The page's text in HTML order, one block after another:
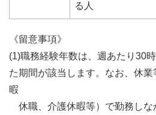
る人
《留意事項》
(1)職務経験年数は、週あたり30
た期間が該当します。なお、休
暇
休職、介護休暇等）で勤務しな